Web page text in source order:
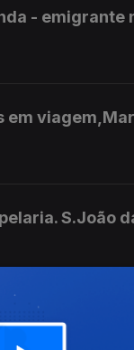
- emigrante
em
S.João
a familia para